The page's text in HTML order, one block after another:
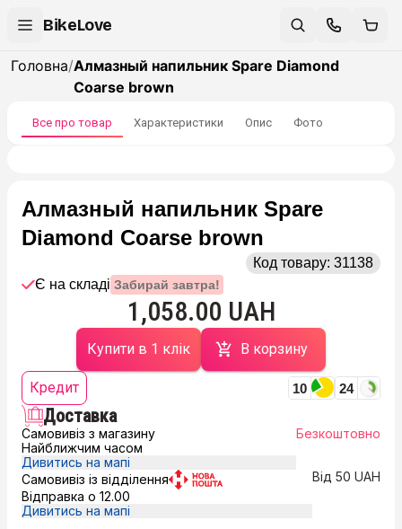
BikeLove
Головна/Алмазный напильник Spare Diamond
Coarse brown
Все про товар Характеристики Опис Фото
Алмазный напильник Spare
Diamond Coarse brown
Код товару: 31138
Є на складі Забирай завтра!
1,058.00 UAH
Купити в 1 клік В корзину
Кредит 10 24
Доставка
Самовивіз з магазину
Найближчим часом
Дивитись на мапі
Безкоштовно
Самовивіз із відділення
Відправка о 12.00
Дивитись на мапі
Від 50 UAH